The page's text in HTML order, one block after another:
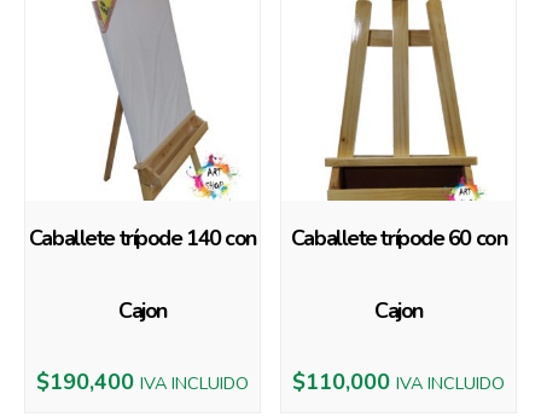
Caballete trípode 140 con
Cajon
$190,400 IVA INCLUIDO
Caballete trípode 60 con
Cajon
$110,000 IVA INCLUIDO